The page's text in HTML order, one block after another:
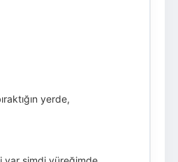
yerde,